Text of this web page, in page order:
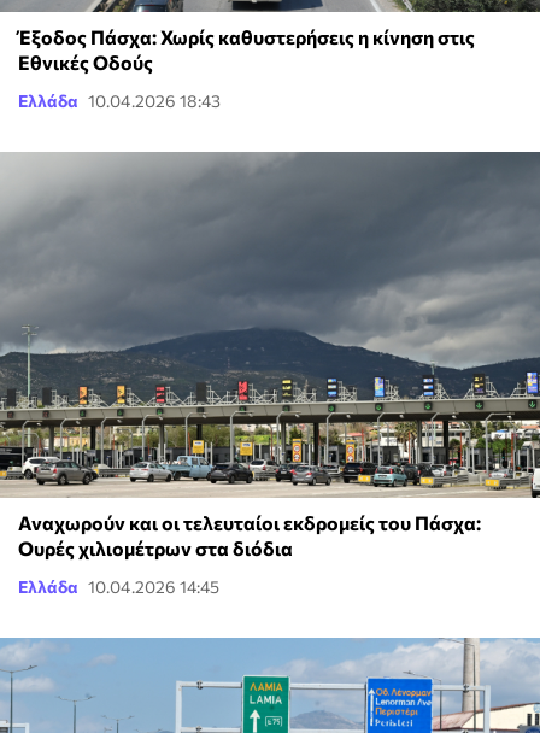
Έξοδος Πάσχα: Χωρίς καθυστερήσεις η κίνηση στις
Εθνικές Οδούς
Ελλάδα 10.04.2026 18:43
Αναχωρούν και οι τελευταίοι εκδρομείς του Πάσχα:
Ουρές χιλιομέτρων στα διόδια
Ελλάδα 10.04.2026 14:45